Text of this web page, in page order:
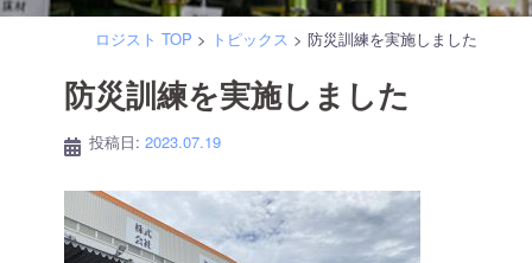
ッ
ロジスト TOP > トピックス > 防災訓練を実施しました
防災訓練を実施しました
投稿日: 2023.07.19